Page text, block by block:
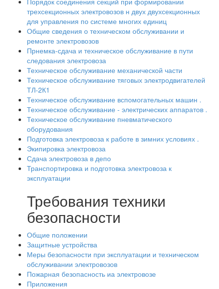
трехсекционных электровозов н двух двухсекционных
для управления по системе многих единиц
Общие сведения о техническом обслуживании и
ремонте электровозов
Прнемка-сдача и техническое обслуживание в пути
следования электровоза
Техническое обслуживание механической части
Техническое обслуживание тяговых электродвигателей
ТЛ-2К1
Техническое обслуживание вспомогательных машин .
Техническое обслуживание - электрических аппаратов .
Техническое обслуживание пневматического
оборудования
Подготовка электровоза к работе в зимних условиях .
Экипировка электровоза
Сдача электровоза в депо
Транспортировка и подготовка электровоза к
эксплуатации
Требования техники
безопасности
Общие положении
Защитные устройства
Меры безопасности при эксплуатации и техническом
обслуживании электровозов
Пожарная безопасность иа электровозе
Приложения